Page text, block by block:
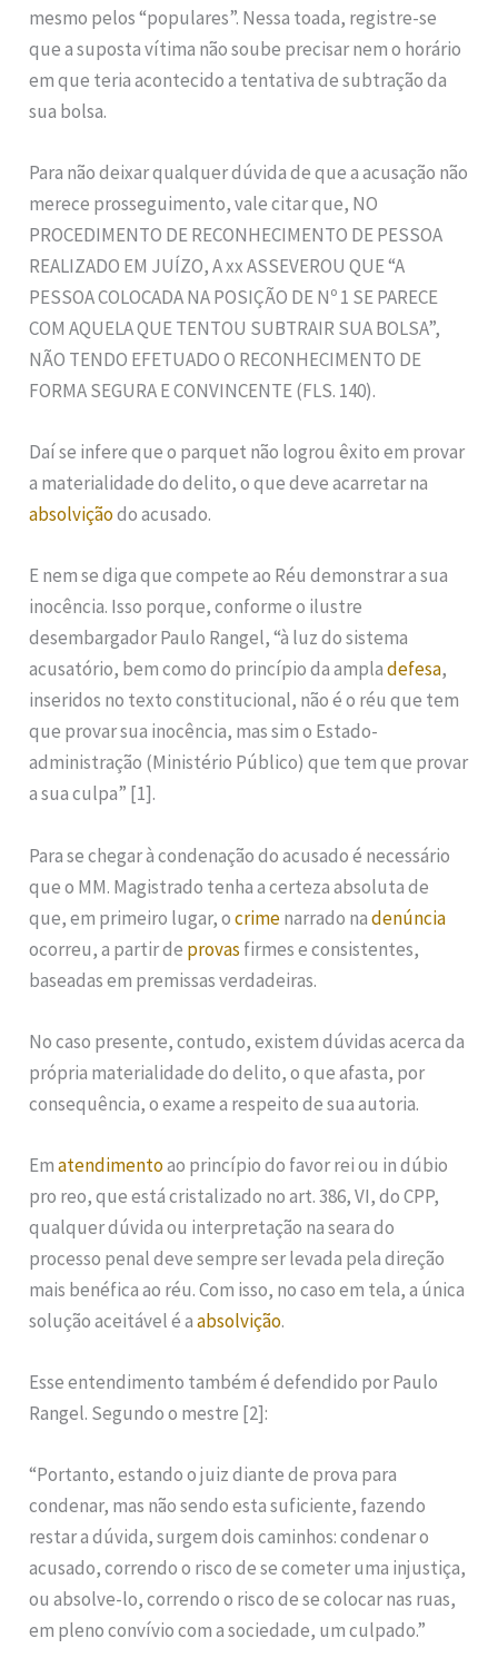
mesmo pelos “populares”. Nessa toada, registre-se
que a suposta vítima não soube precisar nem o horário
em que teria acontecido a tentativa de subtração da
sua bolsa.
Para não deixar qualquer dúvida de que a acusação não
merece prosseguimento, vale citar que, NO
PROCEDIMENTO DE RECONHECIMENTO DE PESSOA
REALIZADO EM JUÍZO, A xx ASSEVEROU QUE “A
PESSOA COLOCADA NA POSIÇÃO DE Nº 1 SE PARECE
COM AQUELA QUE TENTOU SUBTRAIR SUA BOLSA”,
NÃO TENDO EFETUADO O RECONHECIMENTO DE
FORMA SEGURA E CONVINCENTE (FLS. 140).
Daí se infere que o parquet não logrou êxito em provar
a materialidade do delito, o que deve acarretar na
absolviçãodo acusado.
E nem se diga que compete ao Réu demonstrar a sua
inocência. Isso porque, conforme o ilustre
desembargador Paulo Rangel, “à luz do sistema
acusatório, bem como do princípio da ampladefesa,
inseridos no texto constitucional, não é o réu que tem
que provar sua inocência, mas sim o Estado-
administração (Ministério Público) que tem que provar
a sua culpa” [1].
Para se chegar à condenação do acusado é necessário
que o MM. Magistrado tenha a certeza absoluta de
que, em primeiro lugar, ocrimenarrado nadenúncia
ocorreu, a partir de provas firmes e consistentes,
baseadas em premissas verdadeiras.
No caso presente, contudo, existem dúvidas acerca da
própria materialidade do delito, o que afasta, por
consequência, o exame a respeito de sua autoria.
Ematendimentoao princípio do favor rei ou in dúbio
pro reo, que está cristalizado no art. 386, VI, do CPP,
qualquer dúvida ou interpretação na seara do
processo penal deve sempre ser levada pela direção
mais benéfica ao réu. Com isso, no caso em tela, a única
solução aceitável é aabsolvição.
Esse entendimento também é defendido por Paulo
Rangel. Segundo o mestre [2]:
“Portanto, estando o juiz diante de prova para
condenar, mas não sendo esta suficiente, fazendo
restar a dúvida, surgem dois caminhos: condenar o
acusado, correndo o risco de se cometer uma injustiça,
ou absolve-lo, correndo o risco de se colocar nas ruas,
em pleno convívio com a sociedade, um culpado.”